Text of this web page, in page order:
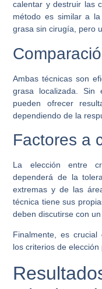
calentar y destruir las
método es similar a
grasa sin cirugía, pero
Ambas técnicas son
grasa localizada. Sin
pueden ofrecer
dependiendo de la
Factores a
La elección entre
dependerá de la
extremas y de las
técnica tiene sus
deben discutirse con un
Finalmente, es crucial
los criterios de